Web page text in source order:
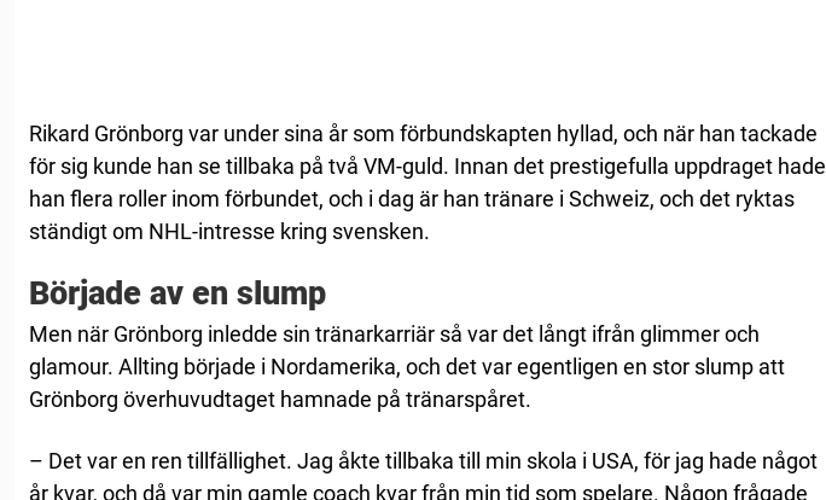
Rikard Grönborg var under sina år som förbundskapten hyllad, och när han tackade
för sig kunde han se tillbaka på två VM-guld. Innan det prestigefulla uppdraget hade
han flera roller inom förbundet, och i dag är han tränare i Schweiz, och det ryktas
ständigt om NHL-intresse kring svensken.
Började av en slump
Men när Grönborg inledde sin tränarkarriär så var det långt ifrån glimmer och
glamour. Allting började i Nordamerika, och det var egentligen en stor slump att
Grönborg överhuvudtaget hamnade på tränarspåret.
– Det var en ren tillfällighet. Jag åkte tillbaka till min skola i USA, för jag hade något
år kvar, och då var min gamle coach kvar från min tid som spelare. Någon frågade